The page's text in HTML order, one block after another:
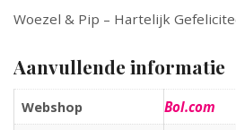
Woezel & Pip – Hartelijk
Aanvullende informatie
Webshop Bol.com